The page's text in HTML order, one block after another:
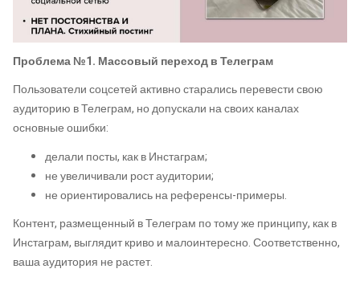
Проблема №1. Массовый переход в Телеграм
Пользователи соцсетей активно старались перевести свою
аудиторию в Телеграм, но допускали на своих каналах
основные ошибки:
делали посты, как в Инстаграм;
не увеличивали рост аудитории;
не ориентировались на референсы-примеры.
Контент, размещенный в Телеграм по тому же принципу, как в
Инстаграм, выглядит криво и малоинтересно. Соответственно,
ваша аудитория не растет.